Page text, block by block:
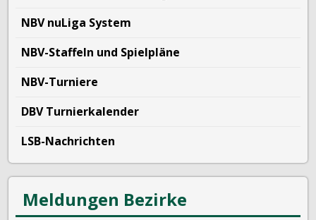
NBV nuLiga System
NBV-Staffeln und Spielpläne
NBV-Turniere
DBV Turnierkalender
LSB-Nachrichten
Meldungen Bezirke